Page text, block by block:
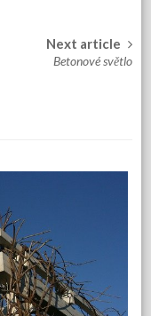
Next article
Betonové světlo